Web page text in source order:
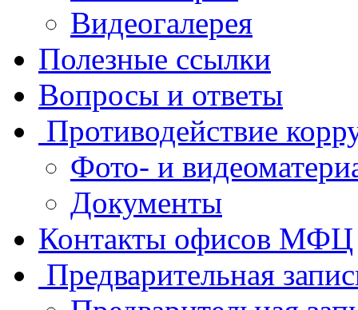
Видеогалерея
Полезные ссылки
Вопросы и ответы
Противодействие
Фото- и
Документы
Контакты офисов МФЦ
Предварительная